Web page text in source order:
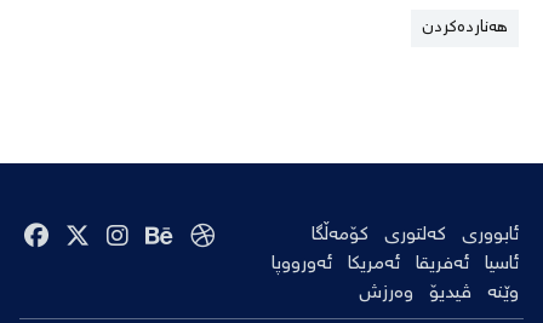
هەناردەکردن
ئابووری کەلتوری
کۆمەڵگا
ئاسیا ئەفریقا ئەمریکا ئەورووپا
وێنە
ڤیدیۆ وەرزش